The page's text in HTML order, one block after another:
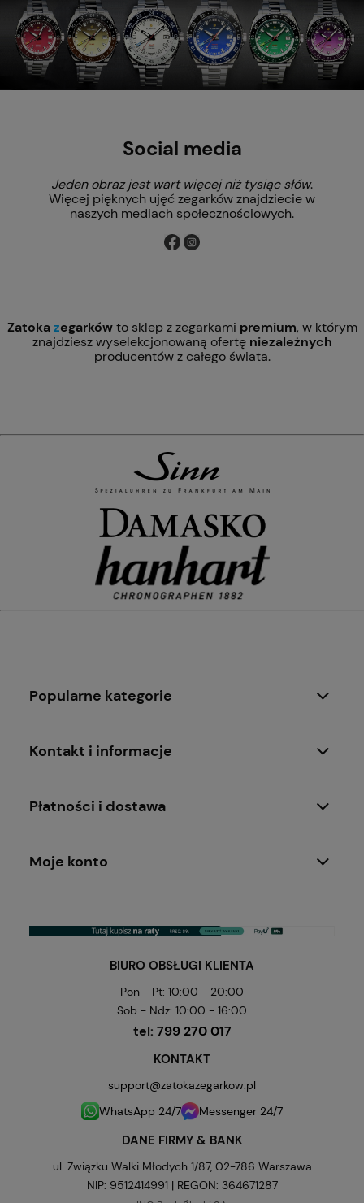
Social media
Jeden obraz jest wart więcej niż tysiąc słów.
Więcej pięknych ujęć zegarków znajdziecie w
naszych mediach społecznościowych.
Zatokazegarkówto sklep z zegarkami premium, w którym
znajdziesz wyselekcjonowaną ofertę niezależnych
producentów z całego świata.
Popularne kategorie
Kontakt i informacje
Płatności i dostawa
Moje konto
BIURO OBSŁUGI KLIENTA
Pon - Pt: 10:00 - 20:00
Sob - Ndz: 10:00 - 16:00
tel: 799 270 017
KONTAKT
support@zatokazegarkow.pl
WhatsApp 24/7
Messenger 24/7
DANE FIRMY & BANK
ul. Związku Walki Młodych 1/87, 02-786 Warszawa
NIP: 9512414991 | REGON: 364671287